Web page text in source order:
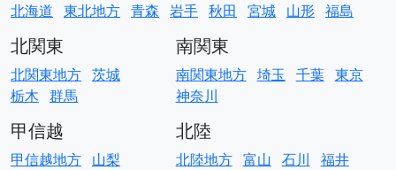
北海道 東北地方 青森 岩手 秋田 宮城 山形 福島
北関東
北関東地方 茨城
栃木 群馬
南関東
南関東地方 埼玉 千葉 東京
神奈川
甲信越
甲信越地方 山梨
北陸
北陸地方 富山 石川 福井